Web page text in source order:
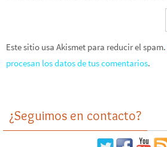
Este sitio usa Akismet para reducir el spam.
procesan los datos de tus comentarios.
¿Seguimos en contacto?